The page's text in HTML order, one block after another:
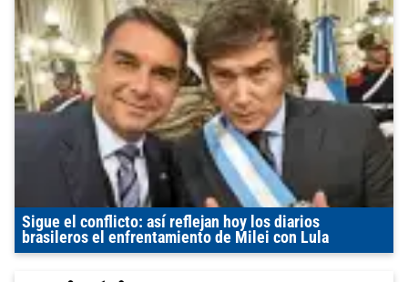
Sigue el conflicto: así reflejan hoy los diarios
brasileros el enfrentamiento de Milei con Lula